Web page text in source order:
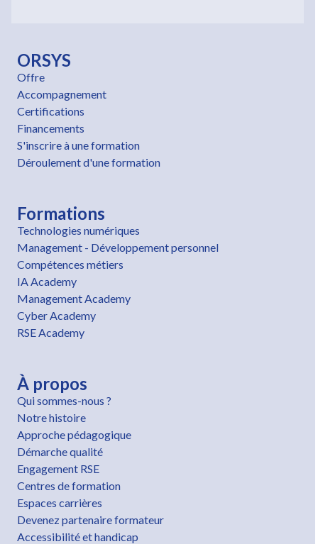
ORSYS
Offre
Accompagnement
Certifications
Financements
S'inscrire à une formation
Déroulement d'une formation
Formations
Technologies numériques
Management - Développement personnel
Compétences métiers
IA Academy
Management Academy
Cyber Academy
RSE Academy
À propos
Qui sommes-nous ?
Notre histoire
Approche pédagogique
Démarche qualité
Engagement RSE
Centres de formation
Espaces carrières
Devenez partenaire formateur
Accessibilité et handicap